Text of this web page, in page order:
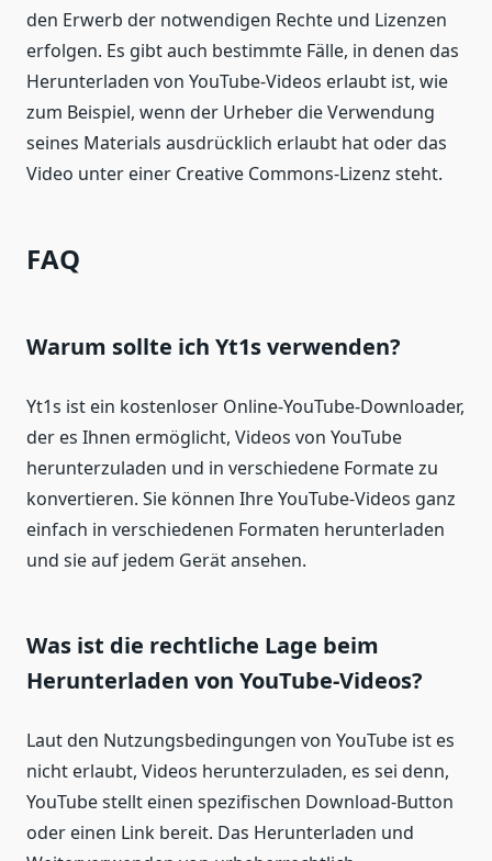
den Erwerb der notwendigen Rechte und Lizenzen
erfolgen. Es gibt auch bestimmte Fälle, in denen das
Herunterladen von YouTube-Videos erlaubt ist, wie
zum Beispiel, wenn der Urheber die Verwendung
seines Materials ausdrücklich erlaubt hat oder das
Video unter einer Creative Commons-Lizenz steht.
FAQ
Warum sollte ich Yt1s verwenden?
Yt1s ist ein kostenloser Online-YouTube-Downloader,
der es Ihnen ermöglicht, Videos von YouTube
herunterzuladen und in verschiedene Formate zu
konvertieren. Sie können Ihre YouTube-Videos ganz
einfach in verschiedenen Formaten herunterladen
und sie auf jedem Gerät ansehen.
Was ist die rechtliche Lage beim
Herunterladen von YouTube-Videos?
Laut den Nutzungsbedingungen von YouTube ist es
nicht erlaubt, Videos herunterzuladen, es sei denn,
YouTube stellt einen spezifischen Download-Button
oder einen Link bereit. Das Herunterladen und